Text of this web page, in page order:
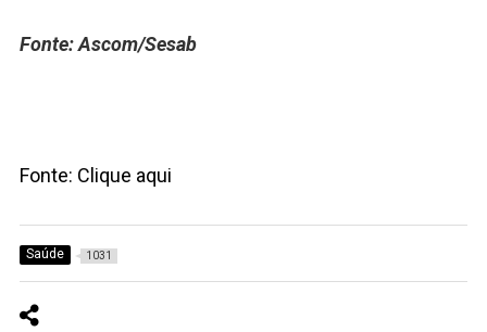
Fonte: Ascom/Sesab
Fonte: Clique aqui
Saúde 1031